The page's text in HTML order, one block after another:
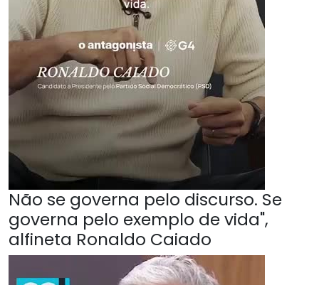
Não se governa pelo discurso. Se
governa pelo exemplo de vida",
alfineta Ronaldo Caiado